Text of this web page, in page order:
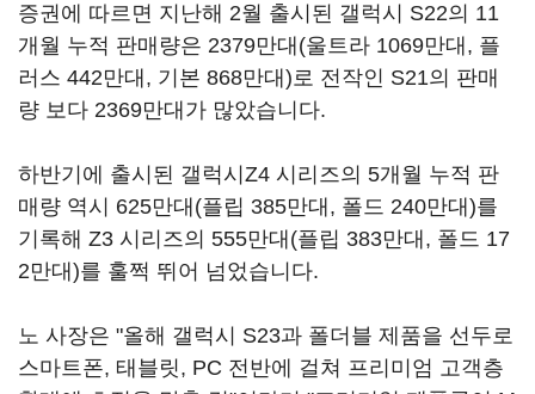
증권에 따르면 지난해 2월 출시된 갤럭시 S22의 11
개월 누적 판매량은 2379만대(울트라 1069만대, 플
러스 442만대, 기본 868만대)로 전작인 S21의 판매
량 보다 2369만대가 많았습니다.
하반기에 출시된 갤럭시Z4 시리즈의 5개월 누적 판
매량 역시 625만대(플립 385만대, 폴드 240만대)를
기록해 Z3 시리즈의 555만대(플립 383만대, 폴드 17
2만대)를 훌쩍 뛰어 넘었습니다.
노 사장은 "올해 갤럭시 S23과 폴더블 제품을 선두로
스마트폰, 태블릿, PC 전반에 걸쳐 프리미엄 고객층